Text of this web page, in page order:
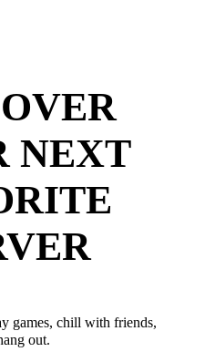
NEXT
games, chill with friends,
out.